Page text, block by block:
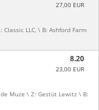
LLC, \ B: Ashford Farm
27,00 EUR
Muze \ Z: Gestüt Lewitz \ B:
8.20
23,00 EUR